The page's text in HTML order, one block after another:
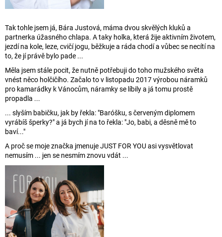
Tak tohle jsem já, Bára Justová, máma dvou skvělých kluků a
partnerka úžasného chlapa. A taky holka, která žije aktivním životem,
jezdí na kole, leze, cvičí jogu, běžkuje a ráda chodí a vůbec se necítí na
to, že jí právě bylo pade ...
Měla jsem stále pocit, že nutně potřebuji do toho mužského světa
vnést něco holčičího. Začalo to v listopadu 2017 výrobou náramků
pro kamarádky k Vánocům, náramky se líbily a já tomu prostě
propadla ...
... slyším babičku, jak by řekla: "Baróšku, s červeným diplomem
vyrábíš šperky?" a já bych jí na to řekla: "Jo, babi, a děsně mě to
baví..."
A proč se moje značka jmenuje JUST FOR YOU asi vysvětlovat
nemusím ... jen se nesmím znovu vdát ...